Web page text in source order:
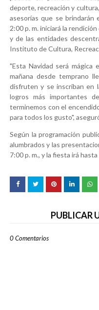
deporte, recreación y
asesorías que se brindarán
2:00 p. m. iniciará la
y de las entidades
Instituto de Cultura,
"Esta Navidad será mágica
mañana desde temprano
disfruten y se inscriban en
logros más importantes
terminemos con el
para todos los gusto",
Según la programación
alumbrados y las
7:00 p. m., y la fiesta irá hasta
PUBLICAR
0 Comentarios